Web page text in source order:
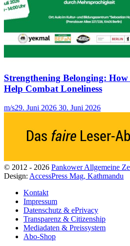
Strengthening Belonging:
Help Combat Loneliness
m/s29. Juni 2026 30. Juni 2026
© 2012 - 2026 Pankower Allgemeine
Design: AccessPress Mag, Kathmandu
Kontakt
Impressum
Datenschutz & ePrivacy
Transparenz & Citizenship
Mediadaten & Preissystem
Abo-Shop